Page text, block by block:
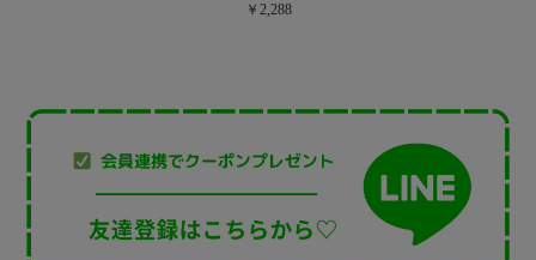
￥2,288